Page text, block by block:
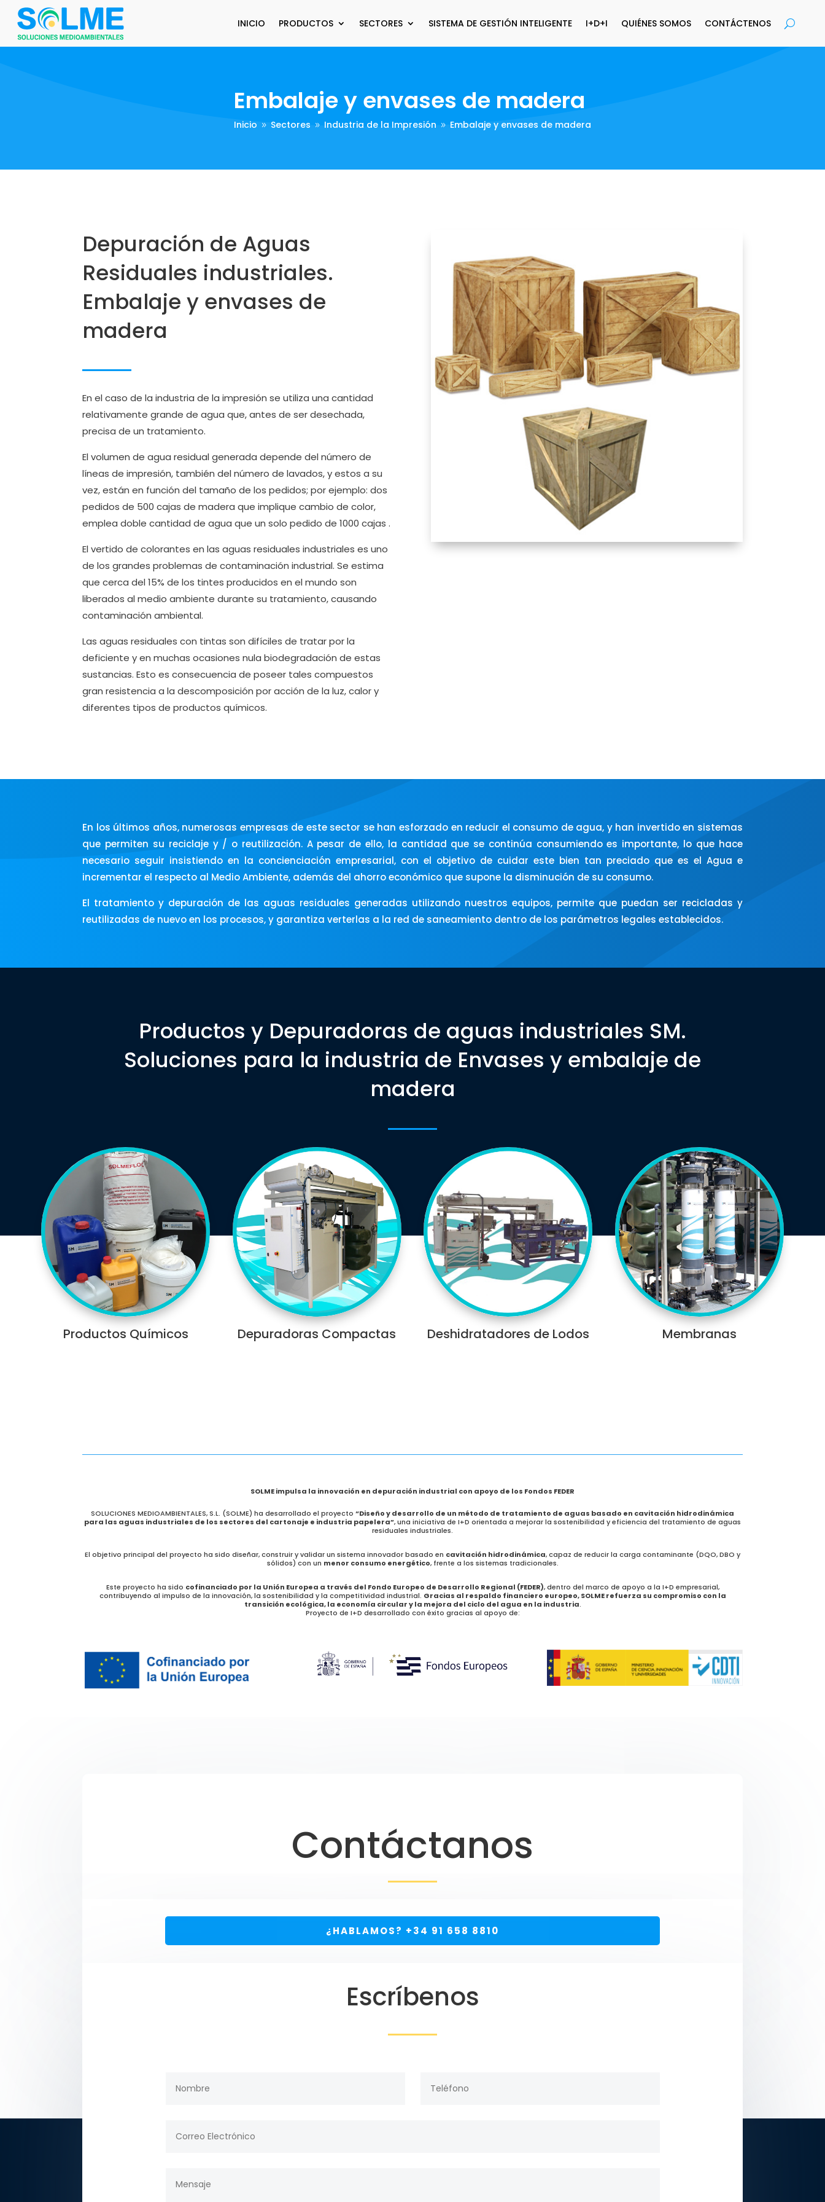
INICIO PRODUCTOS SECTORES SISTEMA DE GESTIÓN INTELIGENTE I+D+I QUIÉNES SOMOS CONTÁCTENOS
Embalaje y envases de madera
Inicio 9 Sectores 9 Industria de la Impresión 9 Embalaje y envases de madera
Depuración de Aguas
Residuales industriales.
Embalaje y envases de
madera
En el caso de la industria de la impresión se utiliza una cantidad
relativamente grande de agua que, antes de ser desechada,
precisa de un tratamiento.
El volumen de agua residual generada depende del número de
líneas de impresión, también del número de lavados, y estos a su
vez, están en función del tamaño de los pedidos; por ejemplo: dos
pedidos de 500 cajas de madera que implique cambio de color,
emplea doble cantidad de agua que un solo pedido de 1000 cajas .
El vertido de colorantes en las aguas residuales industriales es uno
de los grandes problemas de contaminación industrial. Se estima
que cerca del 15% de los tintes producidos en el mundo son
liberados al medio ambiente durante su tratamiento, causando
contaminación ambiental.
Las aguas residuales con tintas son difíciles de tratar por la
deficiente y en muchas ocasiones nula biodegradación de estas
sustancias. Esto es consecuencia de poseer tales compuestos
gran resistencia a la descomposición por acción de la luz, calor y
diferentes tipos de productos químicos.
En los últimos años, numerosas empresas de este sector se han esforzado en reducir el consumo de agua, y han invertido en sistemas
que permiten su reciclaje y / o reutilización. A pesar de ello, la cantidad que se continúa consumiendo es importante, lo que hace
necesario seguir insistiendo en la concienciación empresarial, con el objetivo de cuidar este bien tan preciado que es el Agua e
incrementar el respecto al Medio Ambiente, además del ahorro económico que supone la disminución de su consumo.
El tratamiento y depuración de las aguas residuales generadas utilizando nuestros equipos, permite que puedan ser recicladas y
reutilizadas de nuevo en los procesos, y garantiza verterlas a la red de saneamiento dentro de los parámetros legales establecidos.
Productos y Depuradoras de aguas industriales SM.
Soluciones para la industria de Envases y embalaje de
madera
Productos Químicos Depuradoras Compactas Deshidratadores de Lodos Membranas
SOLME impulsa la innovación en depuración industrial con apoyo de los Fondos FEDER
SOLUCIONES MEDIOAMBIENTALES, S.L. (SOLME) ha desarrollado el proyecto “Diseño y desarrollo de un método de tratamiento de aguas basado en cavitación hidrodinámica
para las aguas industriales de los sectores del cartonaje e industria papelera”, una iniciativa de I+D orientada a mejorar la sostenibilidad y eficiencia del tratamiento de aguas
residuales industriales.
El objetivo principal del proyecto ha sido diseñar, construir y validar un sistema innovador basado en cavitación hidrodinámica, capaz de reducir la carga contaminante (DQO, DBO y
sólidos) con un menor consumo energético, frente a los sistemas tradicionales.
Este proyecto ha sido cofinanciado por la Unión Europea a través del Fondo Europeo de Desarrollo Regional (FEDER), dentro del marco de apoyo a la I+D empresarial,
contribuyendo al impulso de la innovación, la sostenibilidad y la competitividad industrial. Gracias al respaldo financiero europeo, SOLME refuerza su compromiso con la
transición ecológica, la economía circular y la mejora del ciclo del agua en la industria.
Proyecto de I+D desarrollado con éxito gracias al apoyo de:
Contáctanos
¿HABLAMOS? +34 91 658 8810
Escríbenos